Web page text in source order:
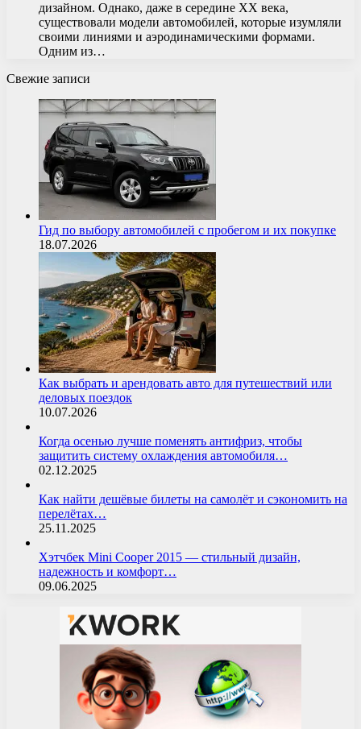
дизайном. Однако, даже в середине XX века,
существовали модели автомобилей, которые изумляли
своими линиями и аэродинамическими формами.
Одним из…
Свежие записи
Гид по выбору автомобилей с пробегом и их покупке
18.07.2026
Как выбрать и арендовать авто для путешествий или
деловых поездок
10.07.2026
Когда осенью лучше поменять антифриз, чтобы
защитить систему охлаждения автомобиля…
02.12.2025
Как найти дешёвые билеты на самолёт и сэкономить на
перелётах…
25.11.2025
Хэтчбек Mini Cooper 2015 — стильный дизайн,
надежность и комфорт…
09.06.2025